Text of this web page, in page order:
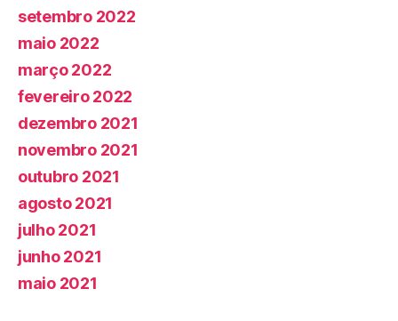
setembro 2022
maio 2022
março 2022
fevereiro 2022
dezembro 2021
novembro 2021
outubro 2021
agosto 2021
julho 2021
junho 2021
maio 2021